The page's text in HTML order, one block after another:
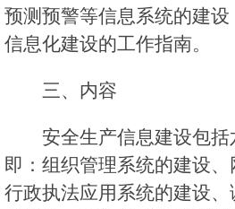
预测预警等信息系统的建
信息化建设的工作指南。
三、内容
安全生产信息建设包括
即：组织管理系统的建设、
行政执法应用系统的建设